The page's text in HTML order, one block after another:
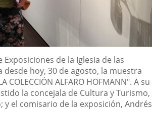
Exposiciones de la Iglesia de las
desde hoy, 30 de agosto, la muestra
COLECCIÓN ALFARO HOFMANN". A su
la concejala de Cultura y Turismo,
y el comisario de la exposición, Andrés